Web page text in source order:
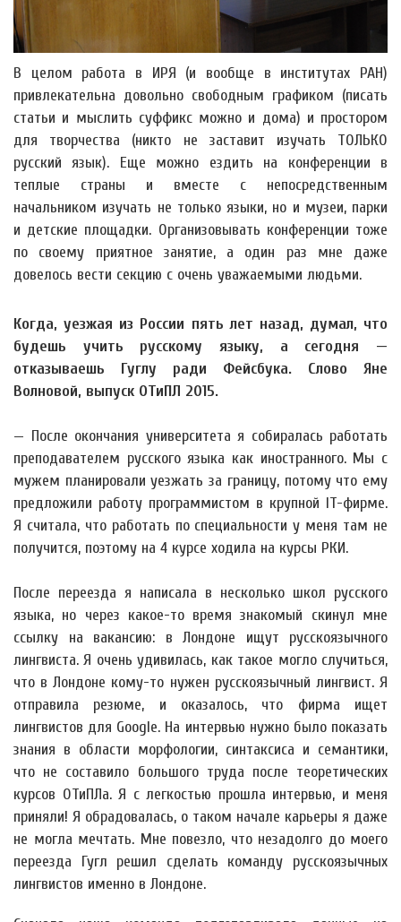
В целом работа в ИРЯ (и вообще в институтах РАН)
привлекательна довольно свободным графиком (писать
статьи и мыслить суффикс можно и дома) и простором
для творчества (никто не заставит изучать ТОЛЬКО
русский язык). Еще можно ездить на конференции в
теплые страны и вместе с непосредственным
начальником изучать не только языки, но и музеи, парки
и детские площадки. Организовывать конференции тоже
по своему приятное занятие, а один раз мне даже
довелось вести секцию с очень уважаемыми людьми.
Когда, уезжая из России пять лет назад, думал, что
будешь учить русскому языку, а сегодня —
отказываешь Гуглу ради Фейсбука. Слово Яне
Волновой, выпуск ОТиПЛ 2015.
— После окончания университета я собиралась работать
преподавателем русского языка как иностранного. Мы с
мужем планировали уезжать за границу, потому что ему
предложили работу программистом в крупной IT-фирме.
Я считала, что работать по специальности у меня там не
получится, поэтому на 4 курсе ходила на курсы РКИ.
После переезда я написала в несколько школ русского
языка, но через какое-то время знакомый скинул мне
ссылку на вакансию: в Лондоне ищут русскоязычного
лингвиста. Я очень удивилась, как такое могло случиться,
что в Лондоне кому-то нужен русскоязычный лингвист. Я
отправила резюме, и оказалось, что фирма ищет
лингвистов для Google. На интервью нужно было показать
знания в области морфологии, синтаксиса и семантики,
что не составило большого труда после теоретических
курсов ОТиПЛа. Я с легкостью прошла интервью, и меня
приняли! Я обрадовалась, о таком начале карьеры я даже
не могла мечтать. Мне повезло, что незадолго до моего
переезда Гугл решил сделать команду русскоязычных
лингвистов именно в Лондоне.